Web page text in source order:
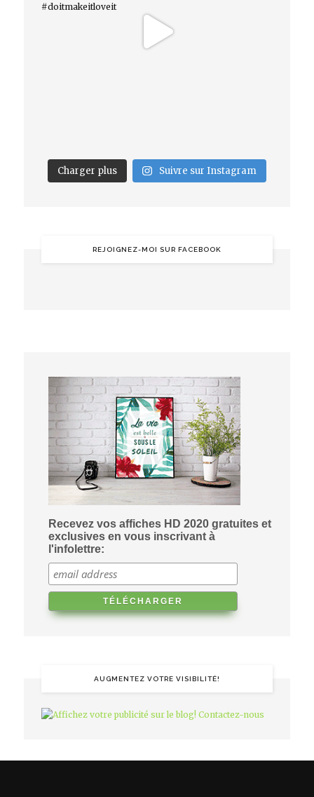
Charger plus Suivre sur Instagram
REJOIGNEZ-MOI SUR FACEBOOK
Recevez vos affiches HD 2020 gratuites et
exclusives en vous inscrivant à
l'infolettre:
AUGMENTEZ VOTRE VISIBILITÉ!